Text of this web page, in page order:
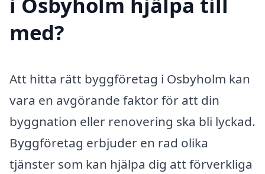
med?
Att hitta rätt byggföretag i Osbyholm kan
vara en avgörande faktor för att din
byggnation eller renovering ska bli lyckad.
Byggföretag erbjuder en rad olika
tjänster som kan hjälpa dig att förverkliga